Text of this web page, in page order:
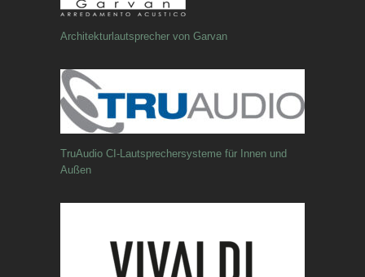
Architekturlautsprecher von Garvan
TruAudio CI-Lautsprechersysteme für Innen und
Außen